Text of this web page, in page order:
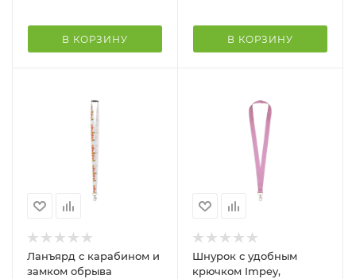
В КОРЗИНУ В КОРЗИНУ
Ланъярд с карабином и
замком обрыва
Шнурок с удобным
крючком Impey,